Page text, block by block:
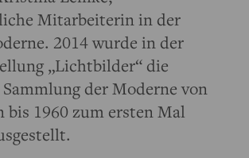
Mitarbeiterin in der
2014 wurde in der
„Lichtbilder“ die
der Moderne von
bis 1960 zum ersten Mal